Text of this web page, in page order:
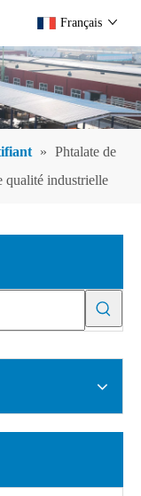
Français
» Phtalate de
qualité industrielle